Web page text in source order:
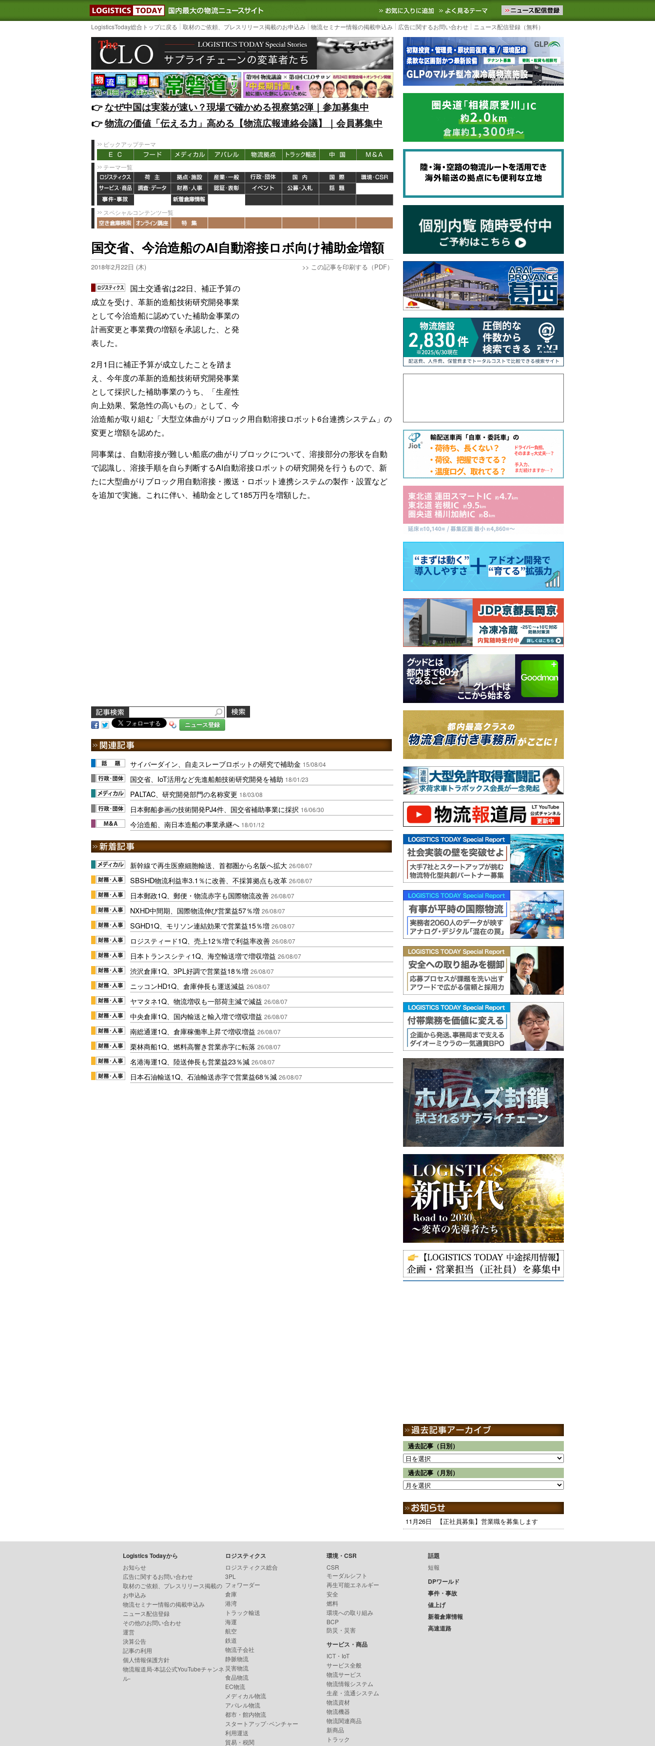
LOGISTICS TODAY｜国内最大の物流ニュースサイト3PL, SCMなど国内外の最新の物流ニュースをお届けします。物流ニュースメール配信を登録す
お気に入りに追加 よく見るテーマ
LogisticsToday総合トップに戻る 取材のご依頼、プレスリリース掲載のお申込み 物流セミナー情報の掲載申込み 広告に関するお問い合わせ ニュース配信登録（無料）
👉️なぜ中国は実装が速い？現場で確かめる視察第2弾｜参加募集中
👉️物流の価値「伝える力」高める【物流広報連絡会議】｜会員募集中
ピックアップテーマ
テーマ一覧
スペシャルコンテンツ一覧
国交省、今治造船のAI自動溶接ロボ向け補助金増額
2018年2月22日 (木) >> この記事を印刷する（PDF）
国土交通省は22日、補正予算の
成立を受け、革新的造船技術研究開発事業
として今治造船に認めていた補助金事業の
計画変更と事業費の増額を承認した、と発
表した。
2月1日に補正予算が成立したことを踏ま
え、今年度の革新的造船技術研究開発事業
として採択した補助事業のうち、「生産性
向上効果、緊急性の高いもの」として、今
治造船が取り組む「大型立体曲がりブロック用自動溶接ロボット6台連携システム」の
変更と増額を認めた。
同事業は、自動溶接が難しい船底の曲がりブロックについて、溶接部分の形状を自動
で認識し、溶接手順を自ら判断するAI自動溶接ロボットの研究開発を行うもので、新
たに大型曲がりブロック用自動溶接・搬送・ロボット連携システムの製作・設置など
を追加で実施。これに伴い、補助金として185万円を増額した。
ニュース登録
サイバーダイン、自走スレーブロボットの研究で補助金 15/08/04
国交省、IoT活用など先進船舶技術研究開発を補助 18/01/23
PALTAC、研究開発部門の名称変更 18/03/08
日本郵船参画の技術開発PJ4件、国交省補助事業に採択 16/06/30
今治造船、南日本造船の事業承継へ 18/01/12
新幹線で再生医療細胞輸送、首都圏から名阪へ拡大 26/08/07
SBSHD物流利益率3.1％に改善、不採算拠点も改革 26/08/07
日本郵政1Q、郵便・物流赤字も国際物流改善 26/08/07
NXHD中間期、国際物流伸び営業益57％増 26/08/07
SGHD1Q、モリソン連結効果で営業益15％増 26/08/07
ロジスティード1Q、売上12％増で利益率改善 26/08/07
日本トランスシティ1Q、海空輸送増で増収増益 26/08/07
渋沢倉庫1Q、3PL好調で営業益18％増 26/08/07
ニッコンHD1Q、倉庫伸長も運送減益 26/08/07
ヤマタネ1Q、物流増収も一部荷主減で減益 26/08/07
中央倉庫1Q、国内輸送と輸入増で増収増益 26/08/07
南総通運1Q、倉庫稼働率上昇で増収増益 26/08/07
栗林商船1Q、燃料高響き営業赤字に転落 26/08/07
名港海運1Q、陸送伸長も営業益23％減 26/08/07
日本石油輸送1Q、石油輸送赤字で営業益68％減 26/08/07
過去記事（日別）
過去記事（月別）
11月26日 【正社員募集】営業職を募集します
Logistics Todayから
お知らせ
広告に関するお問い合わせ
取材のご依頼、プレスリリース掲載の
お申込み
物流セミナー情報の掲載申込み
ニュース配信登録
その他のお問い合わせ
運営
決算公告
記事の利用
個人情報保護方針
物流報道局-本誌公式YouTubeチャンネ
ル-
ロジスティクス
ロジスティクス総合
3PL
フォワーダー
倉庫
港湾
トラック輸送
海運
航空
鉄道
物流子会社
静脈物流
災害物流
食品物流
EC物流
メディカル物流
アパレル物流
都市・館内物流
スタートアップ･ベンチャー
利用運送
貿易・税関
環境・CSR
CSR
モーダルシフト
再生可能エネルギー
安全
燃料
環境への取り組み
BCP
防災・災害
サービス・商品
ICT・IoT
サービス全般
物流サービス
物流情報システム
生産・流通システム
物流資材
物流機器
物流関連商品
新商品
トラック
話題
短報
DPワールド
事件・事故
値上げ
新着倉庫情報
高速道路